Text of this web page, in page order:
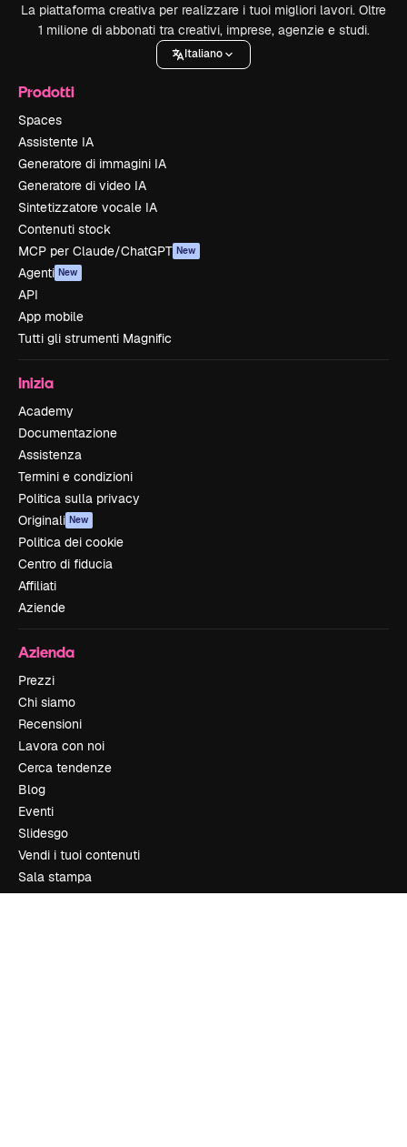
La piattaforma creativa per realizzare i tuoi migliori lavori. Oltre
1 milione di abbonati tra creativi, imprese, agenzie e studi.
Italiano
Prodotti
Spaces
Assistente IA
Generatore di immagini IA
Generatore di video IA
Sintetizzatore vocale IA
Contenuti stock
MCP per Claude/ChatGPT New
Agenti New
API
App mobile
Tutti gli strumenti Magnific
Inizia
Academy
Documentazione
Assistenza
Termini e condizioni
Politica sulla privacy
Originali New
Politica dei cookie
Centro di fiducia
Affiliati
Aziende
Azienda
Prezzi
Chi siamo
Recensioni
Lavora con noi
Cerca tendenze
Blog
Eventi
Slidesgo
Vendi i tuoi contenuti
Sala stampa
Cerchi magnific.ai